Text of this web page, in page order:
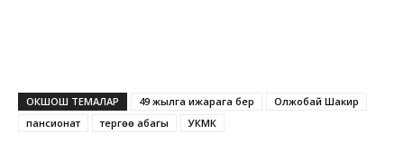
ОКШОШ ТЕМАЛАР 49 жылга ижарага берүү
Олжобай Шакир
пансионат
тергөө абагы УКМК